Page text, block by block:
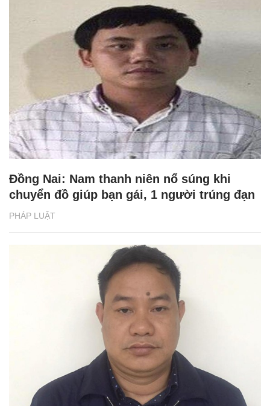
PHÁP LUẬT
Đồng Nai: Nam thanh niên nổ súng khi
chuyển đồ giúp bạn gái, 1 người trúng đạn